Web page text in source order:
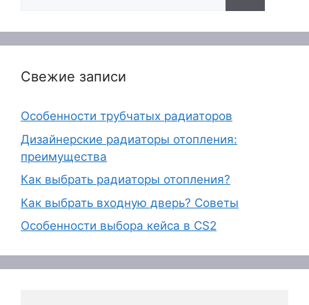
Свежие записи
Особенности трубчатых радиаторов
Дизайнерские радиаторы отопления:
преимущества
Как выбрать радиаторы отопления?
Как выбрать входную дверь? Советы
Особенности выбора кейса в CS2